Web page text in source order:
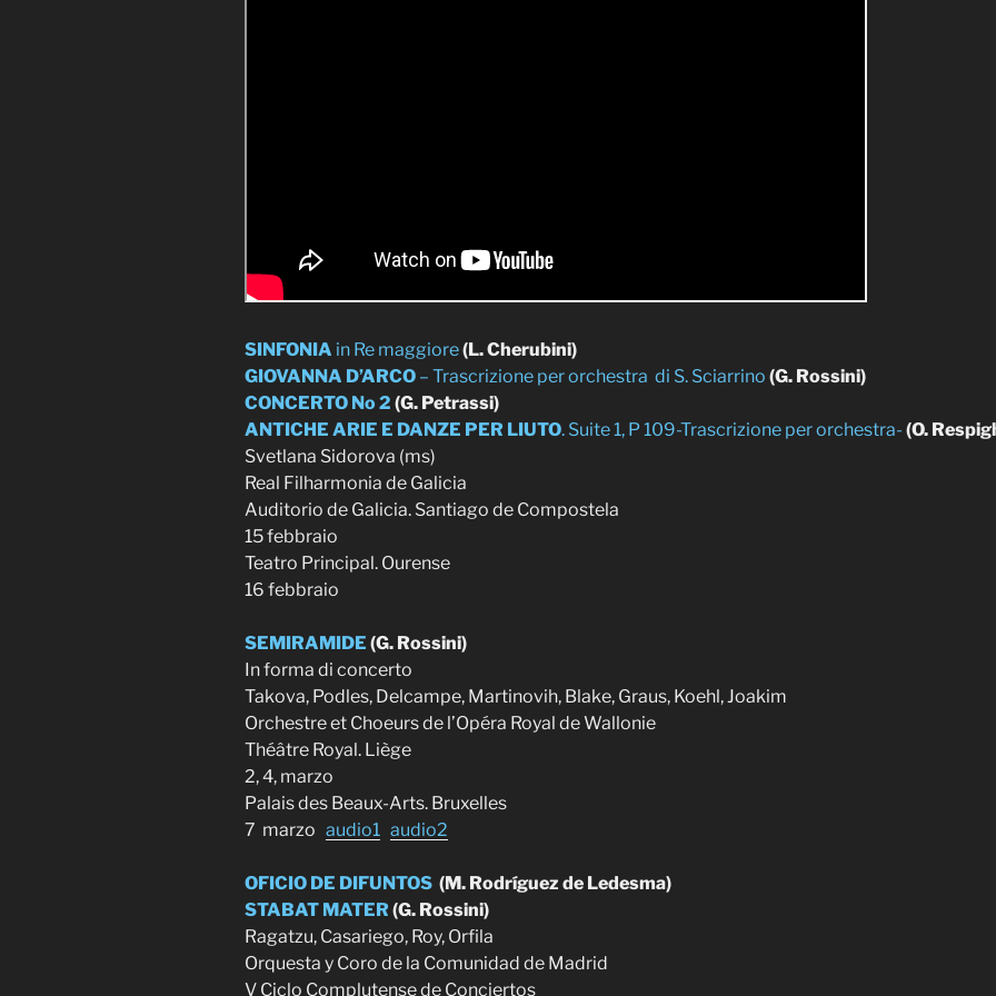
SINFONIA in Re maggiore(L. Cherubini)
GIOVANNA D’ARCO – Trascrizione per orchestra di S. Sciarrino (G. Rossini)
CONCERTO No 2 (G. Petrassi)
ANTICHE ARIE E DANZE PER LIUTO. Suite 1, P 109-Trascrizione per orchestra- (O.
Svetlana Sidorova (ms)
Real Filharmonia de Galicia
Auditorio de Galicia. Santiago de Compostela
15 febbraio
Teatro Principal. Ourense
16 febbraio
SEMIRAMIDE (G. Rossini)
In forma di concerto
Takova, Podles, Delcampe, Martinovih, Blake, Graus, Koehl, Joakim
Orchestre et Choeurs de l’Opéra Royal de Wallonie
Théâtre Royal. Liège
2, 4, marzo
Palais des Beaux-Arts. Bruxelles
7 marzo audio1 audio2
OFICIO DE DIFUNTOS (M. Rodríguez de Ledesma)
STABAT MATER(G. Rossini)
Ragatzu, Casariego, Roy, Orfila
Orquesta y Coro de la Comunidad de Madrid
V Ciclo Complutense de Conciertos